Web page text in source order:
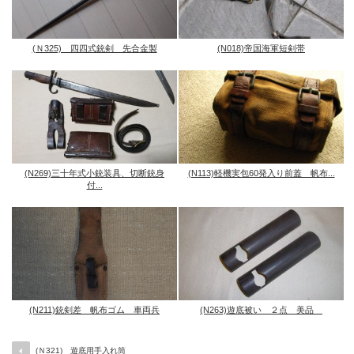
(Ｎ325) 四四式銃剣 先合金製 (N018)帝国海軍短剣帯
(N269)三十年式小銃装具、切断銃身
付...
(N113)軽機実包60発入り前蓋 帆布...
(N211)銃剣差 帆布ゴム 車両兵 (N263)遊底被い ２点 美品
(Ｎ321) 遊底用手入れ筒